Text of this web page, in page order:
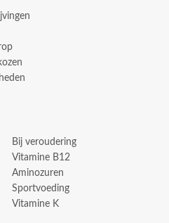
Bij veroudering
Vitamine B12
Aminozuren
Sportvoeding
Vitamine K